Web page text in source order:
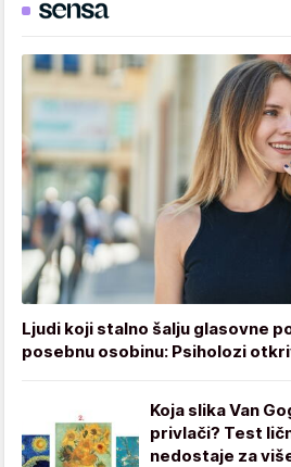
Ljudi koji stalno šalju glasovne
posebnu osobinu: Psiholozi
Koja slika Van
privlači? Test
nedostaje za